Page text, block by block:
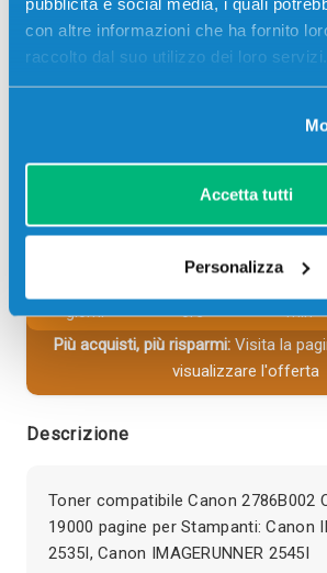
con altre informazioni che ha fornito
raccolto dal suo utilizzo dei loro servizi.
Accetta tutti
Personalizza
99,00€
Spedizione gratuita
SCADE TRA:
giorni ore min
Più acquisti, più risparmi:Visita la
visualizzare l'offerta
Descrizione
Toner compatibile Canon 2786B002
19000 pagine per Stampanti: Canon
2535I, Canon IMAGERUNNER 2545I